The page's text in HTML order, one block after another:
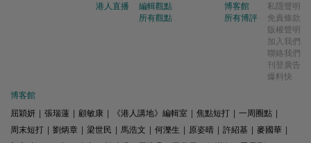
港人直播
編輯觀點
所有觀點
博客館
所有博評
私隱聲明
免責條款
版權聲明
加入我們
聯絡我們
刊登廣告
爆料快
博客館
屈穎妍
張瑞蓮 顧敏康 《港人講地》編輯室 焦點短打 一周圈點
周末短打
劉炳章 梁世民 馬浩文 何濼生 原姿晴 許紹基 麥國華